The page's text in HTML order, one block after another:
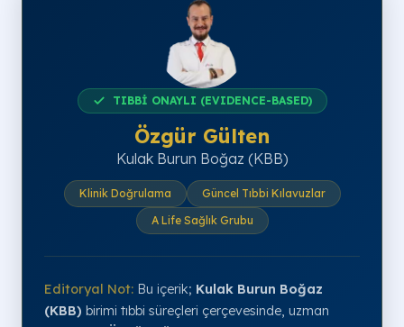
TIBBİ ONAYLI (EVIDENCE-BASED)
Özgür Gülten
Kulak Burun Boğaz (KBB)
Klinik Doğrulama
Güncel Tıbbi Kılavuzlar
A Life Sağlık Grubu
Editoryal Not: Bu içerik; Kulak Burun Boğaz
(KBB) birimi tıbbi süreçleri çerçevesinde, uzman